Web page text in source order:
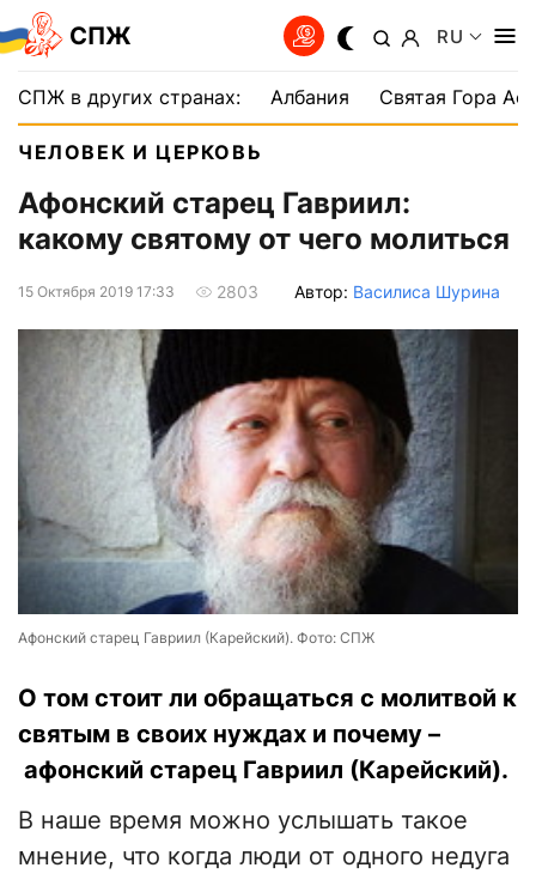
СПЖ RU
СПЖ в других странах: Албания Святая Гора
ЧЕЛОВЕК И ЦЕРКОВЬ
Афонский старец Гавриил:
какому святому от чего молиться
15 Октября 2019 17:33 2803 Автор: Василиса Шурина
Афонский старец Гавриил (Карейский). Фото: СПЖ
О том стоит ли обращаться с молитвой к
святым в своих нуждах и почему –
афонский старец Гавриил (Карейский).
В наше время можно услышать такое
мнение, что когда люди от одного недуга